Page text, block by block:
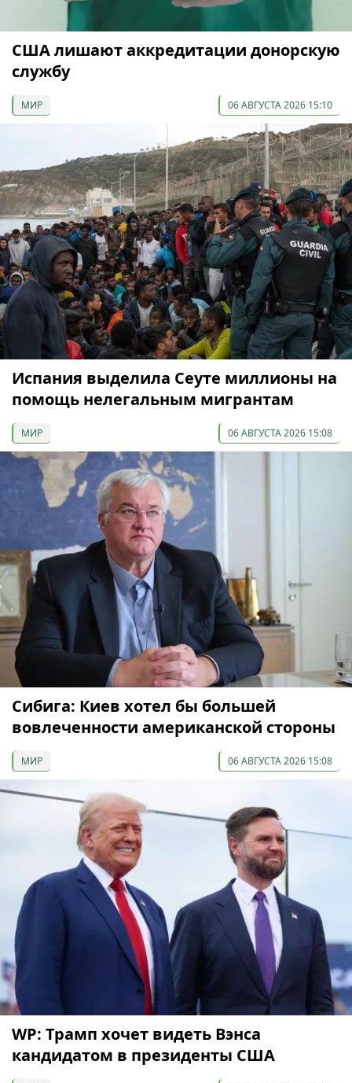
США лишают аккредитации донорскую
службу
МИР 06 АВГУСТА 2026 15:10
Испания выделила Сеуте миллионы на
помощь нелегальным мигрантам
МИР 06 АВГУСТА 2026 15:08
Сибига: Киев хотел бы большей
вовлеченности американской стороны
МИР 06 АВГУСТА 2026 15:08
WP: Трамп хочет видеть Вэнса
кандидатом в президенты США